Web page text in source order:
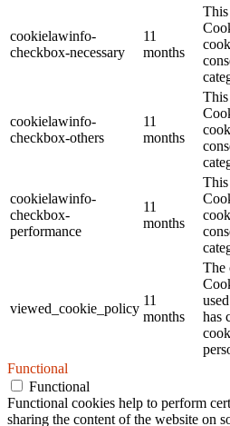
cookielawinfo-
checkbox-necessary
11
months
cookielawinfo-
checkbox-others
11
months
cookielawinfo-
checkbox-
performance
11
months
viewed_cookie_policy
11
months
The
has
Functional
Functional
Functional cookies help to perform
sharing the content of the website on